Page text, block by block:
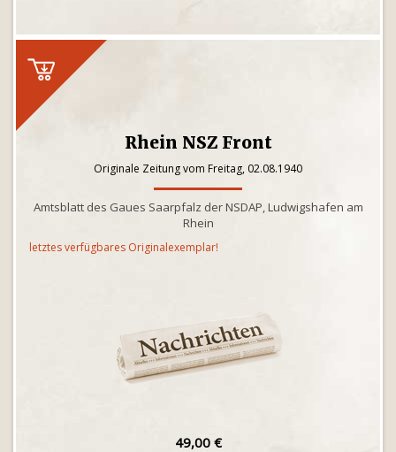
Rhein NSZ Front
Originale Zeitung vom Freitag, 02.08.1940
Amtsblatt des Gaues Saarpfalz der NSDAP, Ludwigshafen am
Rhein
letztes verfügbares Originalexemplar!
49,00 €